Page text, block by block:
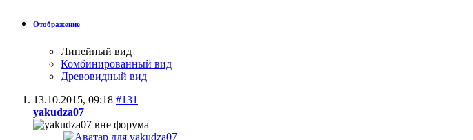
Отображение
Линейный вид
Комбинированный вид
Древовидный вид
13.10.2015, 09:18 #131
yakudza07